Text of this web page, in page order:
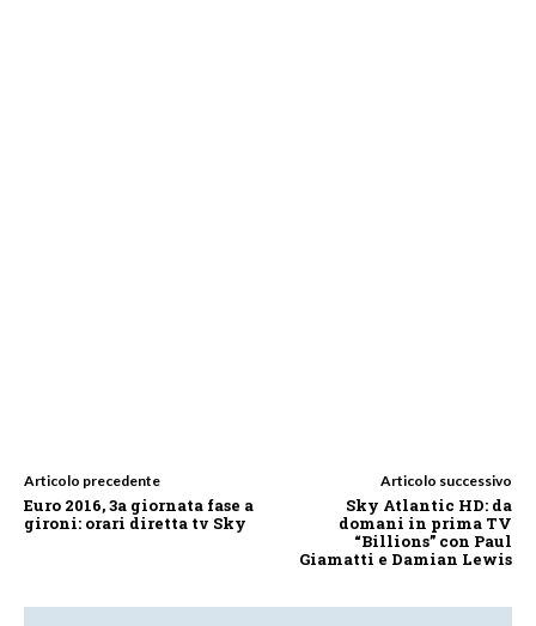
Articolo precedente
Euro 2016, 3a giornata fase a
gironi: orari diretta tv Sky
Articolo successivo
Sky Atlantic HD: da
domani in prima TV
“Billions” con Paul
Giamatti e Damian Lewis